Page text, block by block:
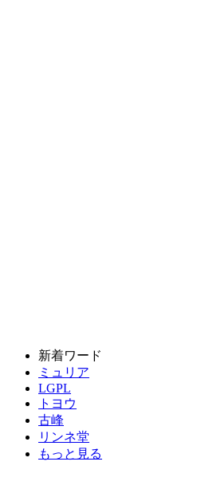
新着ワード
ミュリア
LGPL
トヨウ
古峰
リンネ堂
もっと見る